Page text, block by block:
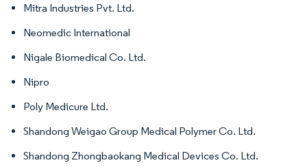
Mitra Industries Pvt. Ltd.
Neomedic International
Nigale Biomedical Co. Ltd.
Nipro
Poly Medicure Ltd.
Shandong Weigao Group Medical Polymer Co. Ltd.
Shandong Zhongbaokang Medical Devices Co. Ltd.